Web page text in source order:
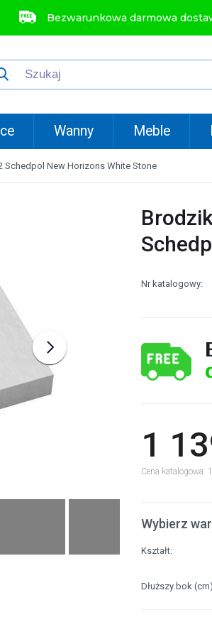
Bezwarunkowa darmowa
Wanny Meble
Schedpol New Horizons White Stone
Nr katalogowy:
1
Cena katalogowa:
Wybierz
Kształt
Dłuższy bok (cm)